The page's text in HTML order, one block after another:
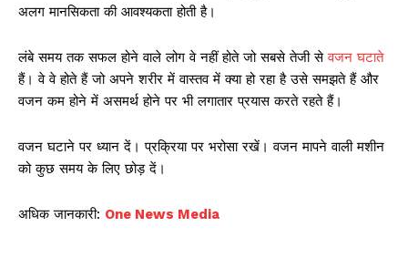
अलग मानसिकता की आवश्यकता होती है।
लंबे समय तक सफल होने वाले लोग वे नहीं होते जो सबसे तेजी सेवजन घटाते
हैं। वे वे होते हैं जो अपने शरीर में वास्तव में क्या हो रहा है उसे समझते हैं और
वजन कम होने में असमर्थ होने पर भी लगातार प्रयास करते रहते हैं।
वजन घटाने पर ध्यान दें। प्रक्रिया पर भरोसा रखें। वजन मापने वाली मशीन
को कुछ समय के लिए छोड़ दें।
अधिक जानकारी: One News Media